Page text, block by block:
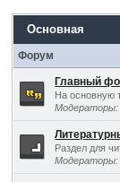
Основная
Форум
Главный
На основную
Раздел для